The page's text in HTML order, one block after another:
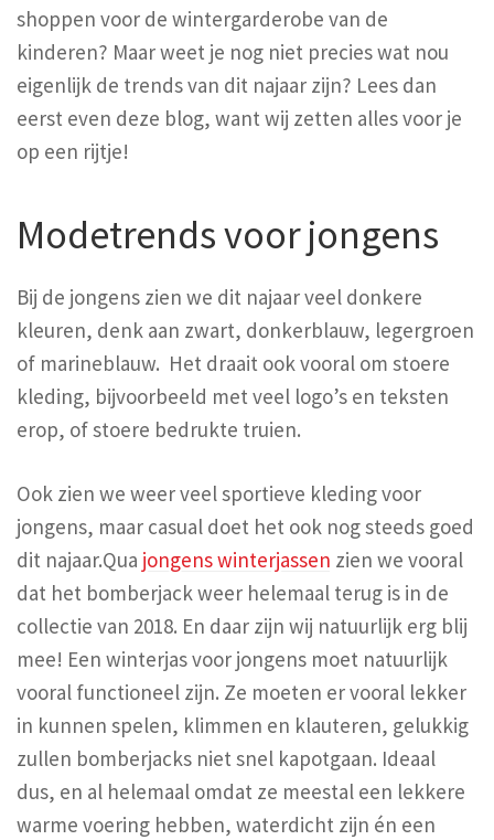
shoppen voor de wintergarderobe van de
kinderen? Maar weet je nog niet precies wat nou
eigenlijk de trends van dit najaar zijn? Lees dan
eerst even deze blog, want wij zetten alles voor je
op een rijtje!
Modetrends voor jongens
Bij de jongens zien we dit najaar veel donkere
kleuren, denk aan zwart, donkerblauw, legergroen
of marineblauw. Het draait ook vooral om stoere
kleding, bijvoorbeeld met veel logo’s en teksten
erop, of stoere bedrukte truien.
Ook zien we weer veel sportieve kleding voor
jongens, maar casual doet het ook nog steeds goed
dit najaar.Qua jongens winterjassen zien we vooral
dat het bomberjack weer helemaal terug is in de
collectie van 2018. En daar zijn wij natuurlijk erg blij
mee! Een winterjas voor jongens moet natuurlijk
vooral functioneel zijn. Ze moeten er vooral lekker
in kunnen spelen, klimmen en klauteren, gelukkig
zullen bomberjacks niet snel kapotgaan. Ideaal
dus, en al helemaal omdat ze meestal een lekkere
warme voering hebben, waterdicht zijn én een